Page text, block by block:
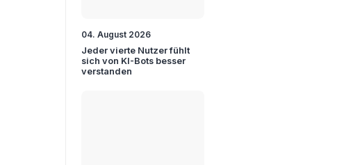
04. August 2026
Jeder vierte Nutzer fühlt
sich von KI-Bots besser
verstanden